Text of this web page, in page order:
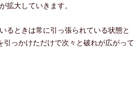
拡大していきます。
るときは常に引っ張られている状態と
引っかけただけで次々と破れが広がって